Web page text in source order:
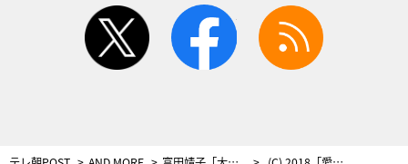
twitter facebook